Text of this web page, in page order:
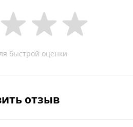
быстрой оценки
отзыв